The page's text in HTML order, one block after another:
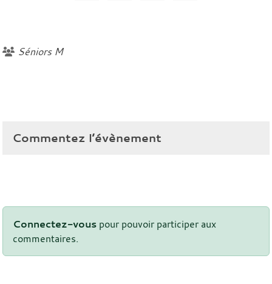
Séniors M
Commentez l’évènement
Connectez-vous pour pouvoir participer aux
commentaires.